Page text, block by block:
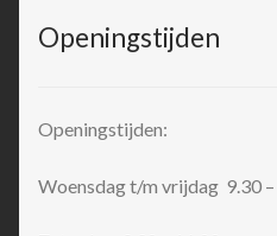
Openingstijden
Openingstijden:
Woensdag t/m vrijdag 9.30 –